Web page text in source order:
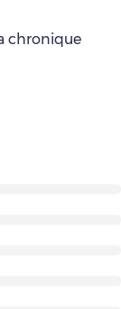
chronique